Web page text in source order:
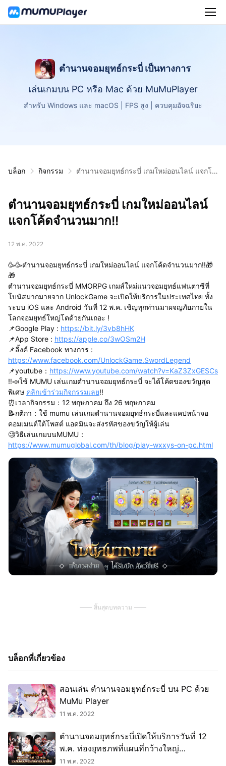
ตำนานจอมยุทธ์กระบี่ เป็นทางการ
เล่นเกมบน PC หรือ Mac ด้วย MuMuPlayer
สำหรับ Windows และ macOS | FPS สูง | ควบคุมอัจฉริยะ
บล็อก กิจกรรม
ตำนานจอมยุทธ์กระบี่ เกมใหม่ออนไลน์ แจกโค้
ตำนานจอมยุทธ์กระบี่ เกมใหม่ออนไลน์
แจกโค้ดจำนวนมาก!!
12 พ.ค. 2022
🥳🥳ตำนานจอมยุทธ์กระบี่ เกมใหม่ออนไลน์ แจกโค้ดจำนวนมาก!!🎁
🎁
ตำนานจอมยุทธ์กระบี่ MMORPG เกมส์ใหม่แนวจอมยุทธ์แฟนตาซีที่
โบนัสมากมายจาก UnlockGame จะเปิดให้บริการในประเทศไทย ทั้ง
ระบบ iOS และ Android วันที่ 12 พ.ค. เชิญทุกท่านมาผจญภัยภายใน
โลกจอมยุทธ์ใหญ่โตด้วยกันเถอะ !
📌Google Play : https://bit.ly/3vb8hHK
📌App Store : https://apple.co/3wOSm2H
📌ลิ้งค์ Facebook ทางการ :
https://www.facebook.com/UnlockGame.SwordLegend
📌youtube： https://www.youtube.com/watch?v=KaZ3ZxGESCs
‼️📣ใช้ MUMU เล่นเกมตำนานจอมยุทธ์กระบี่ จะได้โค้ดของขวัญสุด
พิเศษ คลิกเข้าร่วมกิจกรรมเลย!!
⏰เวลากิจกรรม：12 พฤษภาคม ถึง 26 พฤษภาคม
📝กติกา：ใช้ mumu เล่นเกมตำนานจอมยุทธ์กระบี่และแคปหน้าจอ
คอมเมนต์ใต้โพสต์ แอดมินจะส่งรหัสของขวัญให้ผู้เล่น
🧐วิธีเล่นเกมบนMUMU：
https://www.mumuglobal.com/th/blog/play-wxxys-on-pc.html
สิ้นสุดบทความ
บล็อกที่เกี่ยวข้อง
สอนเล่น ตำนานจอมยุทธ์กระบี่ บน PC ด้วย
MuMu Player
11 พ.ค. 2022
ตำนานจอมยุทธ์กระบี่เปิดให้บริการวันที่ 12
พ.ค. ท่องยุทธภพที่แผนที่กว้างใหญ่
ดาวน์โหลดมาเล่นกันเลย!
11 พ.ค. 2022